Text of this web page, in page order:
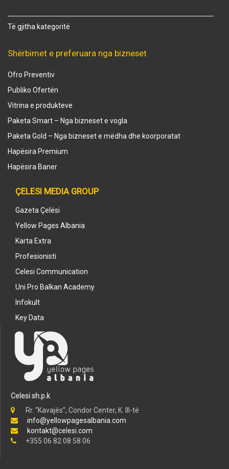
Të gjitha kategoritë
Shërbimet e preferuara nga bizneset
Ofro Preventiv
Publiko Ofertën
Vitrina e produkteve
Paketa Smart – Nga bizneset e vogla
Paketa Gold – Nga bizneset e mëdha dhe koorporatat
Hapësira Premium
Hapësira Baner
ÇELESI MEDIA GROUP
Gazeta Çelësi
Yellow Pages Albania
Karta Extra
Profesionisti
Celesi Communication
Uni Pro Balkan Academy
Infokult
Key Data
Celesi sh.p.k
Rr. “Kavajës”, Condor Center, K. III-të
info@yellowpagesalbania.com
kontakt@celesi.com
+355 06 82 08 58 06